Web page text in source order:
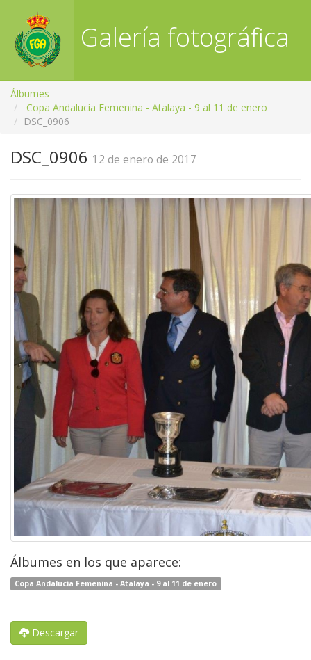
Galería fotográfica
RFGA
Álbumes
Copa Andalucía Femenina - Atalaya - 9 al 11 de enero
DSC_0906
DSC_0906 12 de enero de 2017
Álbumes en los que aparece:
Copa Andalucía Femenina - Atalaya - 9 al 11 de enero
Descargar